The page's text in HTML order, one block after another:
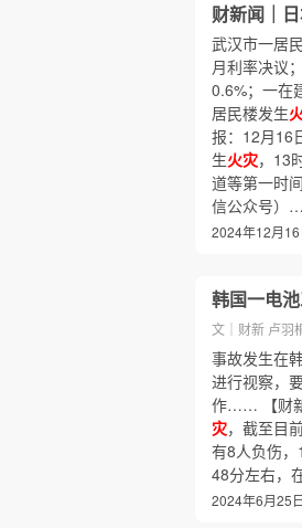
财新闻｜
武汉市一居
月利率决议
0.6%；一在
居民楼发生
报：12月16
生火灾，13
道等第一时
信公众号
2024年12月16
韩国一电
文｜财新 卢羽
事故发生在
进行视察，
作…… 【财
灾，截至目
有8人负伤
48分左右，
2024年6月25